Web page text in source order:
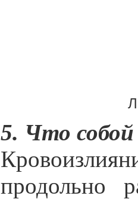
5. Что собой
продольно